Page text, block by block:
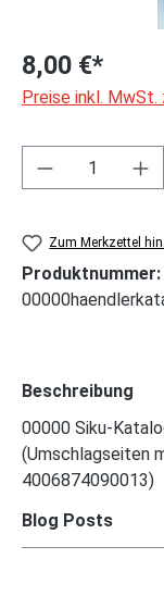
8,00 €*
Preise inkl.
Produkt
Zum Merkzettel
Produktnummer:
Beschreibung
00000 Siku-
(Umschlagseiten
4006874090013)
Blog Posts